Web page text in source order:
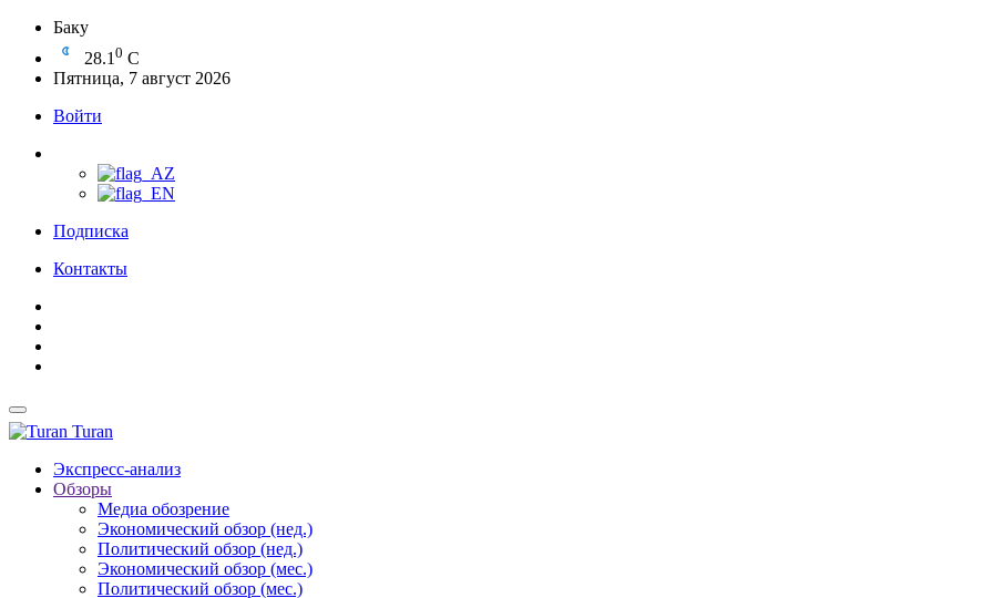
Баку
28.1 0 C
Пятница, 7 август 2026
Войти
Подписка
Контакты
Turan
Экспресс-анализ
Обзоры
Медиа обозрение
Экономический обзор (нед.)
Политический обзор (нед.)
Экономический обзор (мес.)
Политический обзор (мес.)